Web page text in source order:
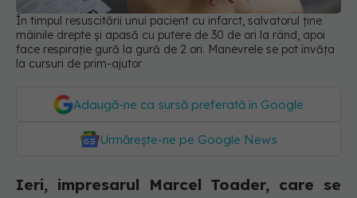
În timpul resuscitării unui pacient cu infarct, salvatorul ține
mâinile drepte și apasă cu putere de 30 de ori la rând, apoi
face respirație gură la gură de 2 ori. Manevrele se pot învăța
la cursuri de prim-ajutor
Adaugă-ne ca sursă preferată în Google
Urmărește-ne pe Google News
Ieri, impresarul Marcel Toader, care se